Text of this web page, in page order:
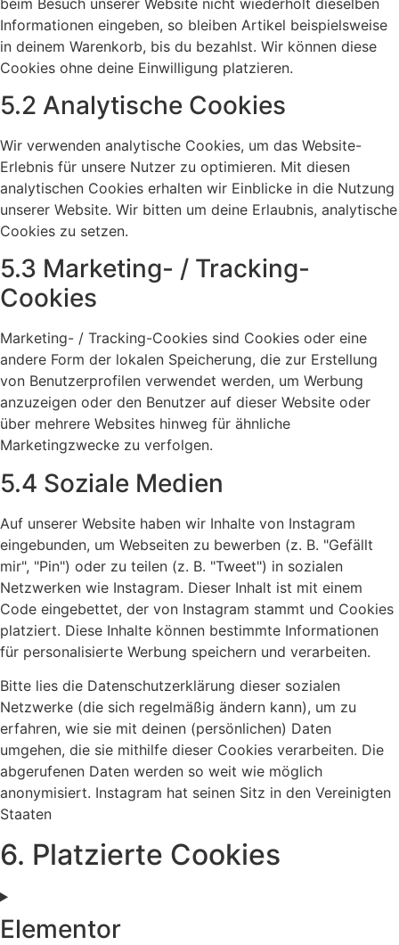
Informationen eingeben, so bleiben Artikel beispielsweise
in deinem Warenkorb, bis du bezahlst. Wir können diese
Cookies ohne deine Einwilligung platzieren.
5.2 Analytische Cookies
Wir verwenden analytische Cookies, um das Website-
Erlebnis für unsere Nutzer zu optimieren. Mit diesen
analytischen Cookies erhalten wir Einblicke in die Nutzung
unserer Website. Wir bitten um deine Erlaubnis, analytische
Cookies zu setzen.
5.3 Marketing- / Tracking-
Cookies
Marketing- / Tracking-Cookies sind Cookies oder eine
andere Form der lokalen Speicherung, die zur Erstellung
von Benutzerprofilen verwendet werden, um Werbung
anzuzeigen oder den Benutzer auf dieser Website oder
über mehrere Websites hinweg für ähnliche
Marketingzwecke zu verfolgen.
5.4 Soziale Medien
Auf unserer Website haben wir Inhalte von Instagram
eingebunden, um Webseiten zu bewerben (z. B. "Gefällt
mir", "Pin") oder zu teilen (z. B. "Tweet") in sozialen
Netzwerken wie Instagram. Dieser Inhalt ist mit einem
Code eingebettet, der von Instagram stammt und Cookies
platziert. Diese Inhalte können bestimmte Informationen
für personalisierte Werbung speichern und verarbeiten.
Bitte lies die Datenschutzerklärung dieser sozialen
Netzwerke (die sich regelmäßig ändern kann), um zu
erfahren, wie sie mit deinen (persönlichen) Daten
umgehen, die sie mithilfe dieser Cookies verarbeiten. Die
abgerufenen Daten werden so weit wie möglich
anonymisiert. Instagram hat seinen Sitz in den Vereinigten
Staaten
6. Platzierte Cookies
Elementor